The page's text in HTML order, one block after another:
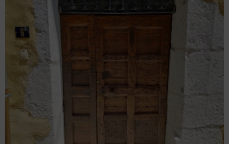
appareils, Identifier les appareils en fonction des
informations transmises automatiquement.
Utiliser des données de géolocalisation précises,
Identifier les appareils à partir des informations
demandées explicitement.
Assurer la sécurité, prévenir et détecter la
fraude et réparer les erreurs, Fournir et
présenter des publicités et du contenu,
Enregistrer et communiquer les choix en